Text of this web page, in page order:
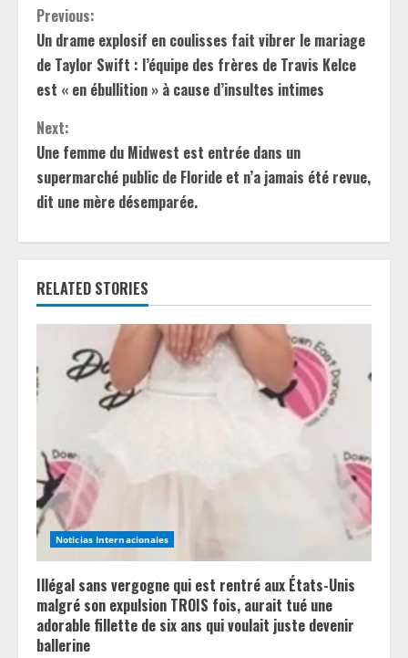
C
o
n
t
i
n
u
e
R
e
a
d
i
n
g
Previous:
Un drame explosif en coulisses fait vibrer le mariage
de Taylor Swift : l’équipe des frères de Travis Kelce
est « en ébullition » à cause d’insultes intimes
Next:
Une femme du Midwest est entrée dans un
supermarché public de Floride et n’a jamais été revue,
dit une mère désemparée.
RELATED STORIES
Noticias Internacionales
Illégal sans vergogne qui est rentré aux États-Unis
malgré son expulsion TROIS fois, aurait tué une
adorable fillette de six ans qui voulait juste devenir
ballerine